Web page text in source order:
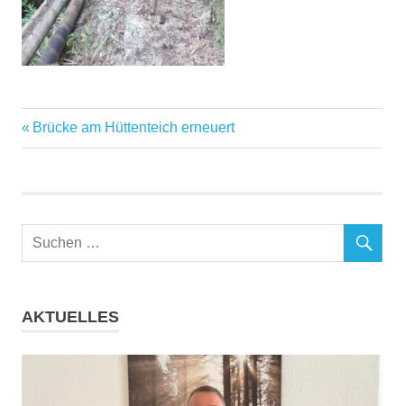
Beitragsnavigation
Vorheriger
Beitrag:
Brücke am Hüttenteich erneuert
AKTUELLES